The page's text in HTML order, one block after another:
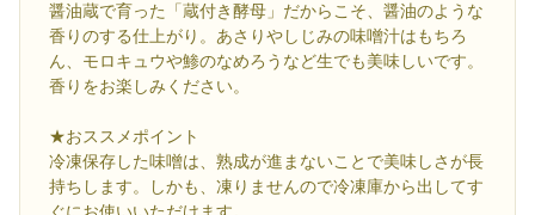
醤油蔵で育った「蔵付き酵母」だからこそ、醤油のような
香りのする仕上がり。あさりやしじみの味噌汁はもちろ
ん、モロキュウや鯵のなめろうなど生でも美味しいです。
香りをお楽しみください。
★おススメポイント
冷凍保存した味噌は、熟成が進まないことで美味しさが長
持ちします。しかも、凍りませんので冷凍庫から出してす